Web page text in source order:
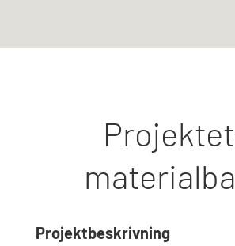
Projektbeskrivning